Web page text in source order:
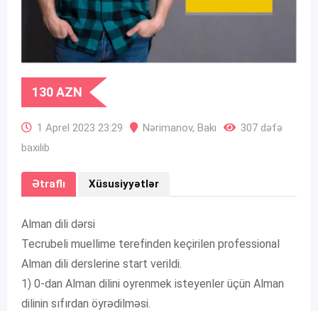
130AZN
1 Aprel 2023 23:29 Nərimanov, Bakı
307 dəfə
baxılıb
Ətraflı Xüsusiyyətlər
Alman dili dərsi
Tecrubeli muellime terefinden keçirilen professional
Alman dili derslerine start verildi.
1) 0-dan Alman dilini oyrenmek isteyenler üçün Alman
dilinin sıfırdan öyrədilməsi.